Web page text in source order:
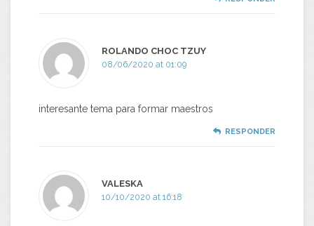
ROLANDO CHOC TZUY
08/06/2020 at 01:09
interesante tema para formar maestros
RESPONDER
VALESKA
10/10/2020 at 16:18